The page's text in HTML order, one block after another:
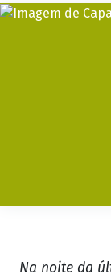
Na noite da